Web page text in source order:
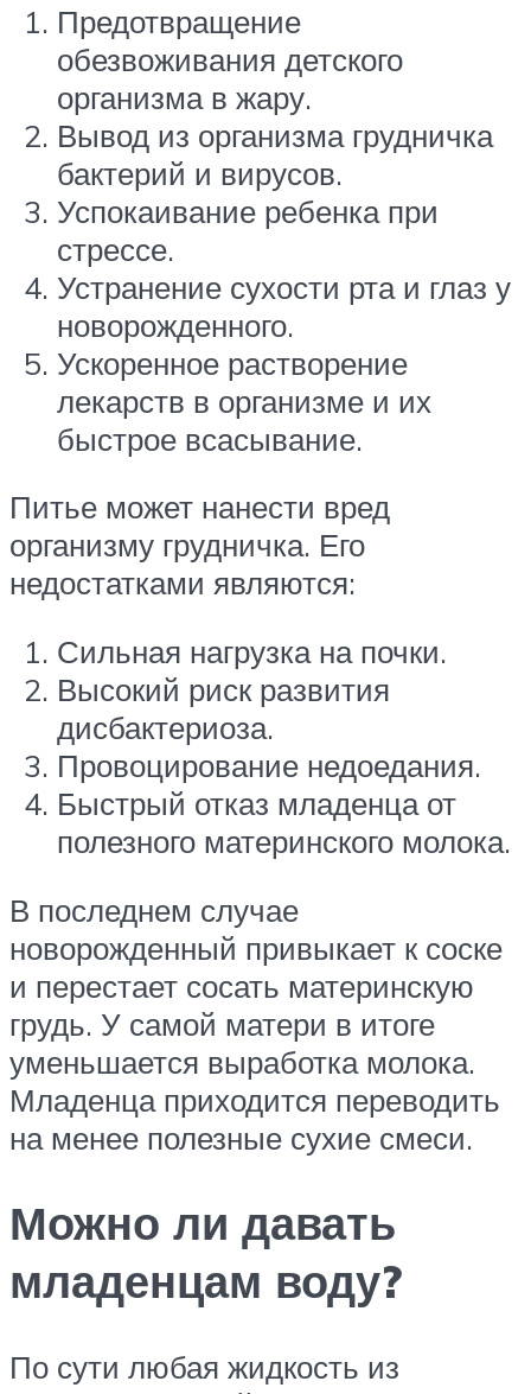
Предотвращение
обезвоживания детского
организма в жару.
Вывод из организма грудничка
бактерий и вирусов.
Успокаивание ребенка при
стрессе.
Устранение сухости рта и глаз у
новорожденного.
Ускоренное растворение
лекарств в организме и их
быстрое всасывание.
Питье может нанести вред
организму грудничка. Его
недостатками являются:
Сильная нагрузка на почки.
Высокий риск развития
дисбактериоза.
Провоцирование недоедания.
Быстрый отказ младенца от
полезного материнского молока.
В последнем случае
новорожденный привыкает к соске
и перестает сосать материнскую
грудь. У самой матери в итоге
уменьшается выработка молока.
Младенца приходится переводить
на менее полезные сухие смеси.
Можно ли давать
младенцам воду?
По сути любая жидкость из